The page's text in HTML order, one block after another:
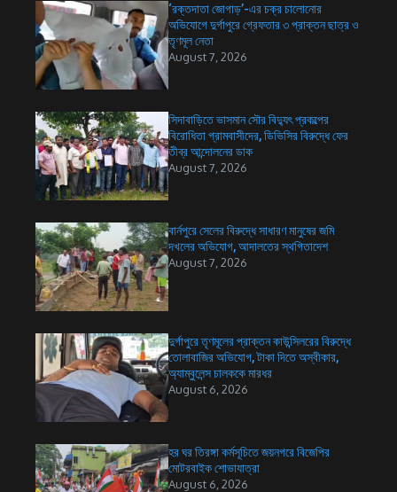
‘রক্তদাতা জোগাড়’-এর চক্র চালোনোর
অভিযোগে দুর্গাপুরে গ্রেফতার ৩ প্রাক্তন ছাত্র ও
তৃণমূল নেতা
August 7, 2026
সিদাবাড়িতে ভাসমান সৌর বিদ্যুৎ প্রকল্পের
বিরোধিতা গ্রামবাসীদের, ডিভিসির বিরুদ্ধে ফের
তীব্র আন্দোলনের ডাক
August 7, 2026
বার্নপুরে সেলের বিরুদ্ধে সাধারণ মানুষের জমি
দখলের অভিযোগ, আদালতের স্থগিতাদেশ
August 7, 2026
দুর্গাপুরে তৃণমূলের প্রাক্তন কাউন্সিলরের বিরুদ্ধে
তোলাবাজির অভিযোগ, টাকা দিতে অস্বীকার,
অ্যাম্বুলেন্স চালককে মারধর
August 6, 2026
হর ঘর তিরঙ্গা কর্মসূচিতে জয়নগরে বিজেপির
মোটরবাইক শোভাযাত্রা
August 6, 2026